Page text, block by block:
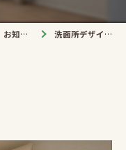
お知らせ 洗面所デザイン✨